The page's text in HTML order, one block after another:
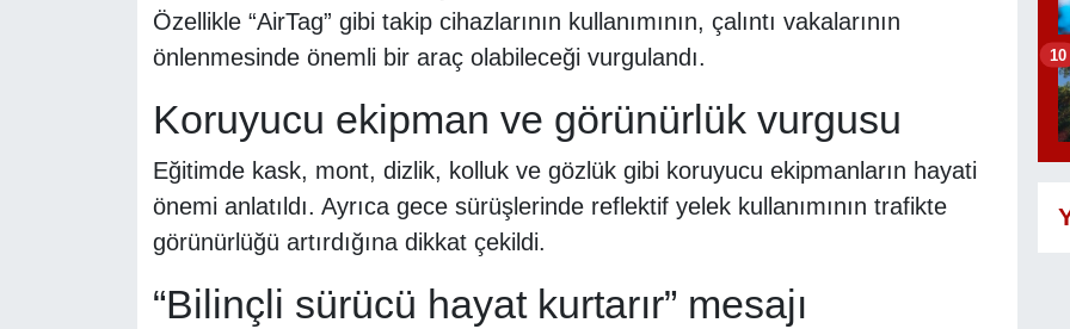
Özellikle “AirTag” gibi takip cihazlarının kullanımının, çalıntı vakalarının
önlenmesinde önemli bir araç olabileceği vurgulandı.
Koruyucu ekipman ve görünürlük vurgusu
Eğitimde kask, mont, dizlik, kolluk ve gözlük gibi koruyucu ekipmanların hayati
önemi anlatıldı. Ayrıca gece sürüşlerinde reflektif yelek kullanımının trafikte
görünürlüğü artırdığına dikkat çekildi.
“Bilinçli sürücü hayat kurtarır” mesajı
10